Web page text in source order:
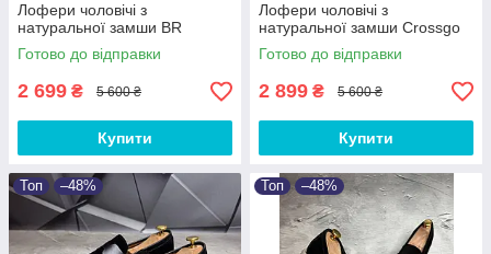
Лофери чоловічі з
натуральної замши BR
Готово до відправки
2 699 ₴ 5 600 ₴
Купити
Лофери чоловічі з
натуральної замши Crossgo
Готово до відправки
2 899 ₴ 5 600 ₴
Купити
Топ –48% Топ –48%